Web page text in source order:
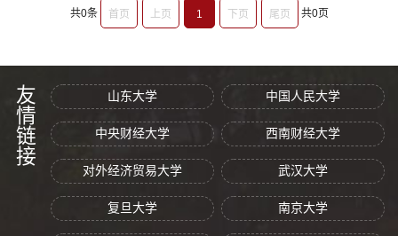
共0条 首页 上页 1 下页 尾页 共0页
友情链接 山东大学 中国人民大学
中央财经大学 西南财经大学
对外经济贸易大学 武汉大学
复旦大学 南京大学